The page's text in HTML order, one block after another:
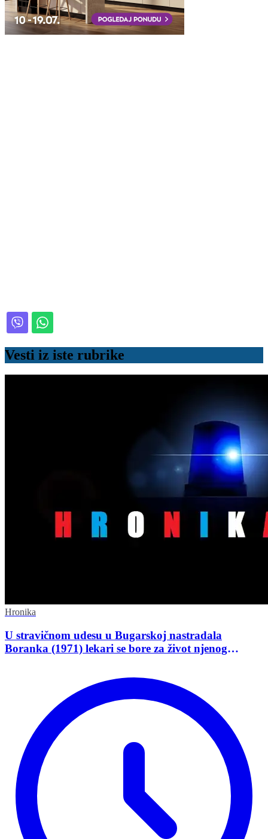
Vesti iz iste rubrike
Hronika
U stravičnom udesu u Bugarskoj nastradala
Boranka (1971) lekari se bore za život njenog